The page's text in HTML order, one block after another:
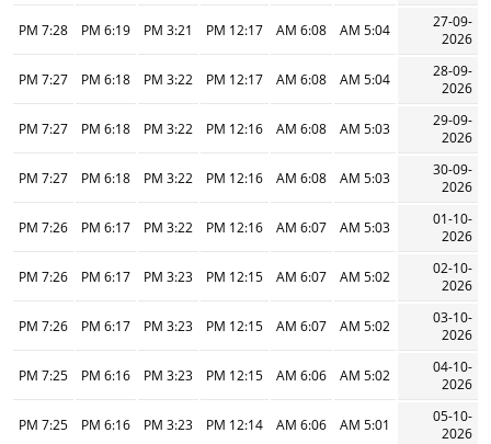
27-09-
2026
5:04 AM
6:08 AM
12:17 PM
3:21 PM
6:19 PM
7:28 PM
28-09-
2026
5:04 AM
6:08 AM
12:17 PM
3:22 PM
6:18 PM
7:27 PM
29-09-
2026
5:03 AM
6:08 AM
12:16 PM
3:22 PM
6:18 PM
7:27 PM
30-09-
2026
5:03 AM
6:08 AM
12:16 PM
3:22 PM
6:18 PM
7:27 PM
01-10-
2026
5:03 AM
6:07 AM
12:16 PM
3:22 PM
6:17 PM
7:26 PM
02-10-
2026
5:02 AM
6:07 AM
12:15 PM
3:23 PM
6:17 PM
7:26 PM
03-10-
2026
5:02 AM
6:07 AM
12:15 PM
3:23 PM
6:17 PM
7:26 PM
04-10-
2026
5:02 AM
6:06 AM
12:15 PM
3:23 PM
6:16 PM
7:25 PM
05-10-
2026
5:01 AM
6:06 AM
12:14 PM
3:23 PM
6:16 PM
7:25 PM